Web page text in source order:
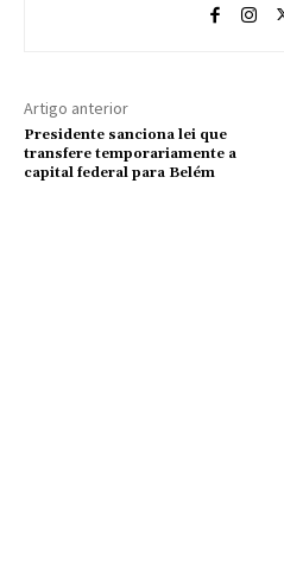
Artigo anterior
Presidente sanciona lei que
transfere temporariamente a
capital federal para Belém